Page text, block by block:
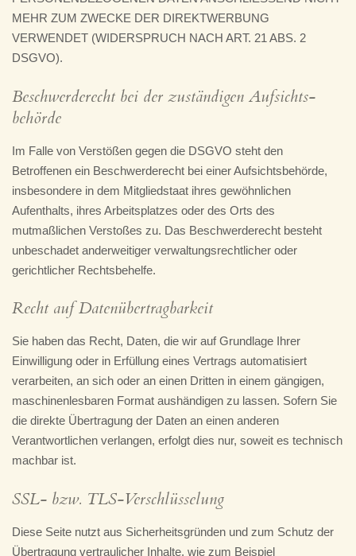
MEHR ZUM ZWECKE DER DIREKTWERBUNG
VERWENDET (WIDERSPRUCH NACH ART. 21 ABS. 2
DSGVO).
Beschwerde­recht bei der zuständigen Aufsichts­
behörde
Im Falle von Verstößen gegen die DSGVO steht den
Betroffenen ein Beschwerderecht bei einer Aufsichtsbehörde,
insbesondere in dem Mitgliedstaat ihres gewöhnlichen
Aufenthalts, ihres Arbeitsplatzes oder des Orts des
mutmaßlichen Verstoßes zu. Das Beschwerderecht besteht
unbeschadet anderweitiger verwaltungsrechtlicher oder
gerichtlicher Rechtsbehelfe.
Recht auf Daten­übertrag­barkeit
Sie haben das Recht, Daten, die wir auf Grundlage Ihrer
Einwilligung oder in Erfüllung eines Vertrags automatisiert
verarbeiten, an sich oder an einen Dritten in einem gängigen,
maschinenlesbaren Format aushändigen zu lassen. Sofern Sie
die direkte Übertragung der Daten an einen anderen
Verantwortlichen verlangen, erfolgt dies nur, soweit es technisch
machbar ist.
SSL- bzw. TLS-Verschlüsselung
Diese Seite nutzt aus Sicherheitsgründen und zum Schutz der
Übertragung vertraulicher Inhalte, wie zum Beispiel